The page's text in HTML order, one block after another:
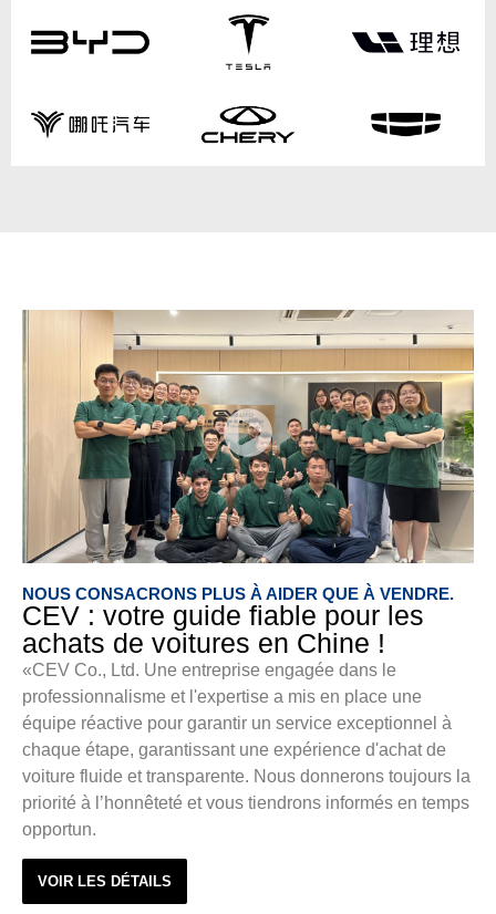
NOUS CONSACRONS PLUS À AIDER QUE À VENDRE.
CEV : votre guide fiable pour les
achats de voitures en Chine !
«CEV Co., Ltd. Une entreprise engagée dans le
professionnalisme et l'expertise a mis en place une
équipe réactive pour garantir un service exceptionnel à
chaque étape, garantissant une expérience d'achat de
voiture fluide et transparente. Nous donnerons toujours la
priorité à l’honnêteté et vous tiendrons informés en temps
opportun.
VOIR LES DÉTAILS